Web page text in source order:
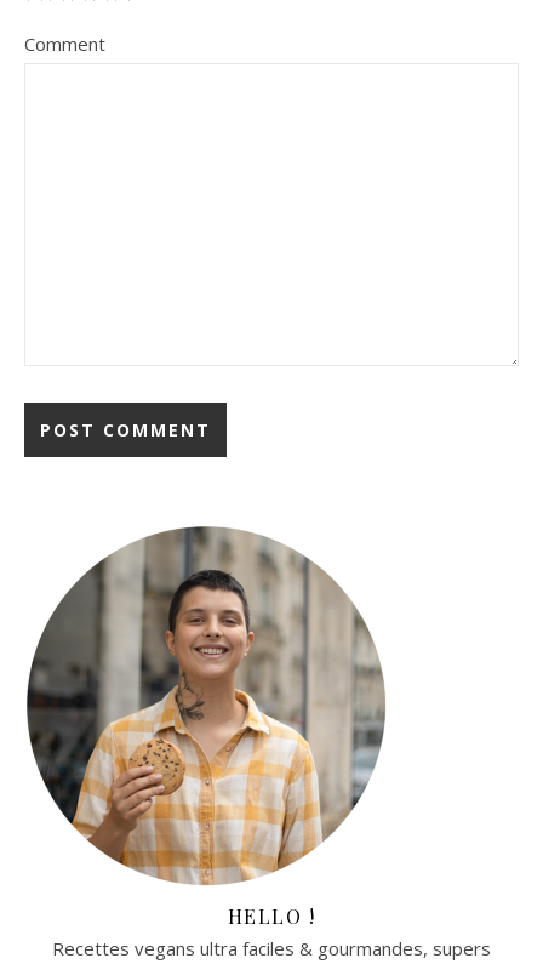
Comment
HELLO !
Recettes vegans ultra faciles & gourmandes, supers